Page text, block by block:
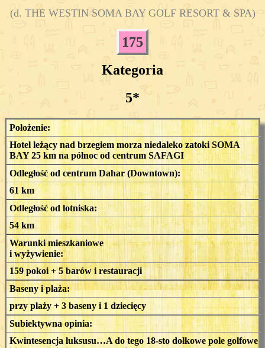
(d. THE WESTIN SOMA BAY GOLF RESORT & SPA)
175
Kategoria
5*
Położenie:
Hotel leżący nad brzegiem morza niedaleko zatoki SOMA
BAY 25 km na północ od centrum SAFAGI
Odległość od centrum Dahar (Downtown):
61 km
Odległość od lotniska:
54 km
Warunki mieszkaniowe
i wyżywienie:
159 pokoi + 5 barów i restauracji
Baseny i plaża:
przy plaży + 3 baseny i 1 dziecięcy
Subiektywna opinia:
Kwintesencja luksusu…A do tego 18-sto dołkowe pole golfowe